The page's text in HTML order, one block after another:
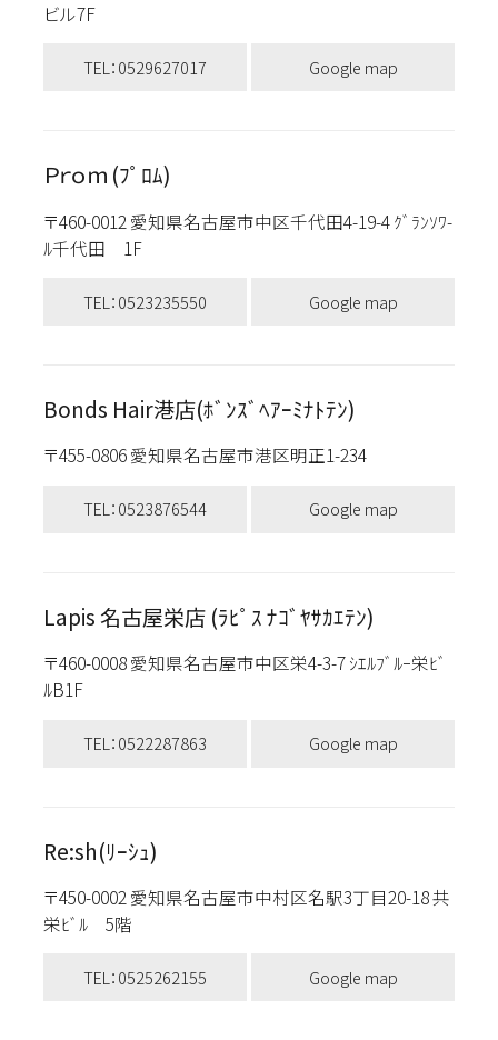
ビル7F
TEL：0529627017 Google map
Ｐｒｏｍ(ﾌﾟﾛﾑ)
〒460-0012 愛知県名古屋市中区千代田4-19-4 ｸﾞﾗﾝｿﾜ-
ﾙ千代田 1F
TEL：0523235550 Google map
Bonds Hair港店(ﾎﾞﾝｽﾞﾍｱｰﾐﾅﾄﾃﾝ)
〒455-0806 愛知県名古屋市港区明正1-234
TEL：0523876544 Google map
Lapis 名古屋栄店 (ﾗﾋﾟｽ ﾅｺﾞﾔｻｶｴﾃﾝ)
〒460-0008 愛知県名古屋市中区栄4-3-7 ｼｴﾙﾌﾞﾙｰ栄ﾋﾞ
ﾙB1F
TEL：0522287863 Google map
Re:sh(ﾘｰｼｭ)
〒450-0002 愛知県名古屋市中村区名駅3丁目20-18 共
栄ﾋﾞﾙ 5階
TEL：0525262155 Google map